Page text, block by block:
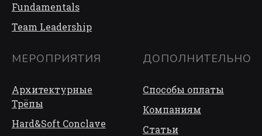
Fundamentals
Team Leadership
МЕРОПРИЯТИЯ
Архитектурные
Трёпы
Hard&Soft Conclave
ДОПОЛНИТЕЛЬНО
Способы оплаты
Компаниям
Статьи